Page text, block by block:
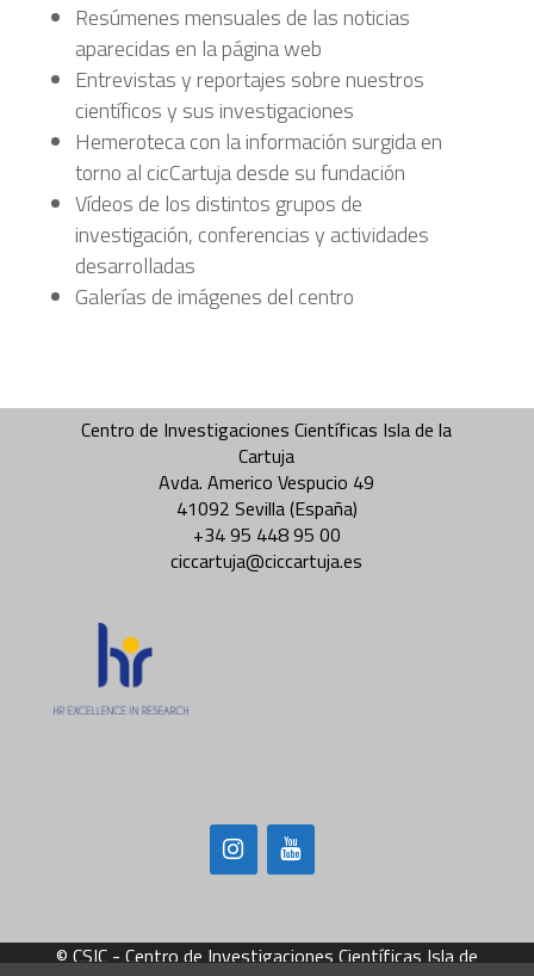
Resúmenes mensuales de las noticias
aparecidas en la página web
Entrevistas y reportajes sobre nuestros
científicos y sus investigaciones
Hemeroteca con la información surgida en
torno al cicCartuja desde su fundación
Vídeos de los distintos grupos de
investigación, conferencias y actividades
desarrolladas
Galerías de imágenes del centro
Centro de Investigaciones Científicas Isla de la
Cartuja
Avda. Americo Vespucio 49
41092 Sevilla (España)
+34 95 448 95 00
ciccartuja@ciccartuja.es
© CSIC - Centro de Investigaciones Científicas Isla de